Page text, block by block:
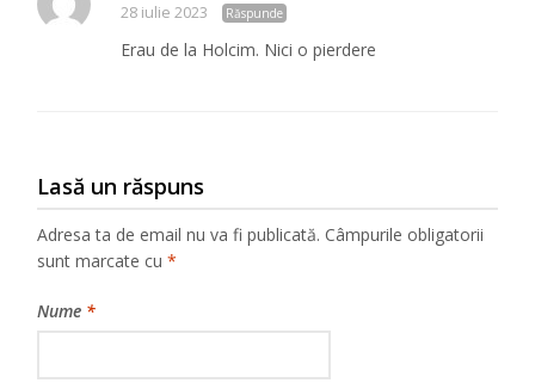
28 iulie 2023 Răspunde
Erau de la Holcim. Nici o pierdere
Lasă un răspuns
Adresa ta de email nu va fi publicată. Câmpurile obligatorii
sunt marcate cu*
Nume *